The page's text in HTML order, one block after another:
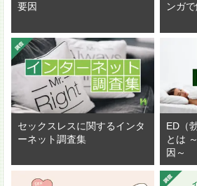
要因
ンガで
セックスレスに関するインタ
ーネット調査集
ED（
とは
因～